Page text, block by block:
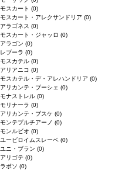
モスカート (0)
モスカート・アレクサンドリア (0)
アラゴネス (0)
モスカート・ジャッロ (0)
アラゴン (0)
レブーラ (0)
モスカテル (0)
アリアニコ (0)
モスカテル・デ・アレハンドリア (0)
アリカンテ・ブーシェ (0)
モナストレル (0)
モリナーラ (0)
アリカンテ・ブスケ (0)
モンテプルチアーノ (0)
モンルビオ (0)
ユービロイムスレーベ (0)
ユニ・ブラン (0)
アリゴテ (0)
ラボソ (0)